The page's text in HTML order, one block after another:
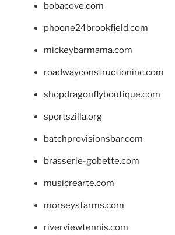
bobacove.com
phoone24brookfield.com
mickeybarmama.com
roadwayconstructioninc.com
shopdragonflyboutique.com
sportszilla.org
batchprovisionsbar.com
brasserie-gobette.com
musicrearte.com
morseysfarms.com
riverviewtennis.com